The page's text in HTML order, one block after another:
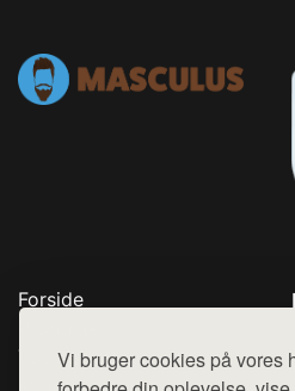
Vi bruger cookies på vores
Forside
Top Rabatter
Kontakt